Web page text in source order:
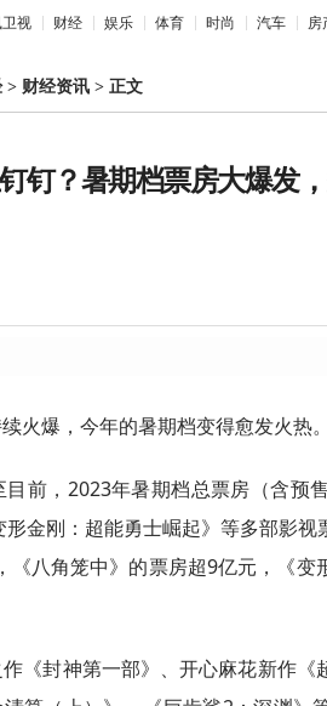
卫视 财经 娱乐 体育 时尚 汽车 房
> 财经资讯 > 正文
钉？暑期档票房大爆发
火爆，今年的暑期档变得愈发火热。
前，2023年暑期档总票房（含预
金刚：超能勇士崛起》等多部影视
八角笼中》的票房超9亿元，《变
《封神第一部》、开心麻花新作《